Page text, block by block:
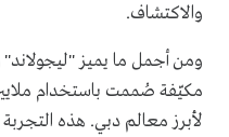
والاكتشاف.
ومن أجمل ما يميز
مكيّفة صُممت باستخدام
لأبرز معالم دبي. هذه